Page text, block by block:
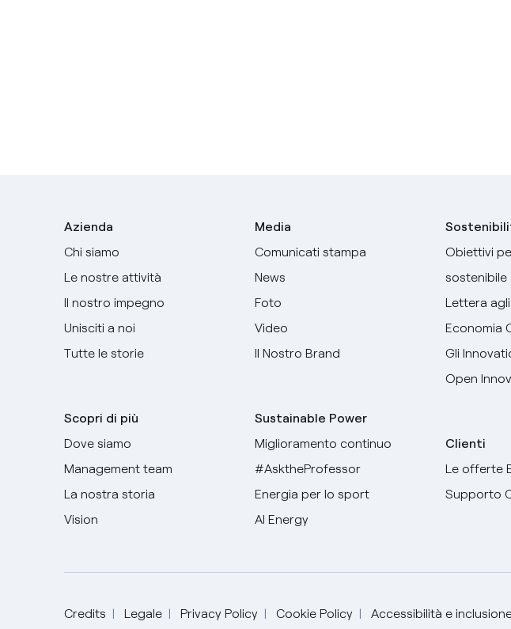
Azienda
Chi siamo
Le nostre attività
Il nostro impegno
Unisciti a noi
Tutte le storie
Scopri di più
Dove siamo
Management team
La nostra storia
Vision
Media
Comunicati stampa
News
Foto
Video
Il Nostro Brand
Sustainable Power
Miglioramento continuo
#AsktheProfessor
Energia per lo sport
AI Energy
Obiettivi
sostenibile
Lettera
Economia
Gli
Open
Clienti
Le offerte
Supporto
Credits Legale Privacy Policy Cookie Policy Accessibilità e
Italiano